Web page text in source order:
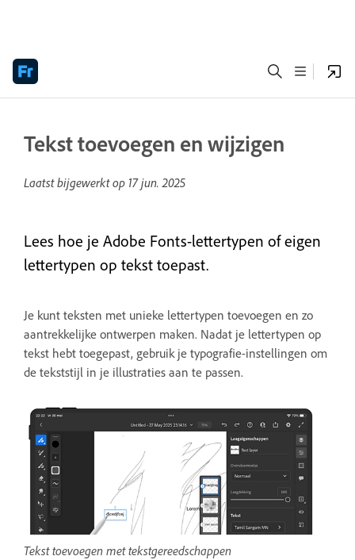
Tekst toevoegen en wijzigen
Laatst bijgewerkt op 17 jun. 2025
Lees hoe je Adobe Fonts-lettertypen of eigen
lettertypen op tekst toepast.
Je kunt teksten met unieke lettertypen toevoegen en zo
aantrekkelijke ontwerpen maken. Nadat je lettertypen op
tekst hebt toegepast, gebruik je typografie-instellingen om
de tekststijl in je illustraties aan te passen.
Tekst toevoegen met tekstgereedschappen